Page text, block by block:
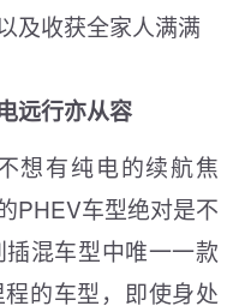
及收获全家人满满
远行亦从容
想有纯电的续航焦
PHEV车型绝对是不
混车型中唯一一款
的车型，即使身处